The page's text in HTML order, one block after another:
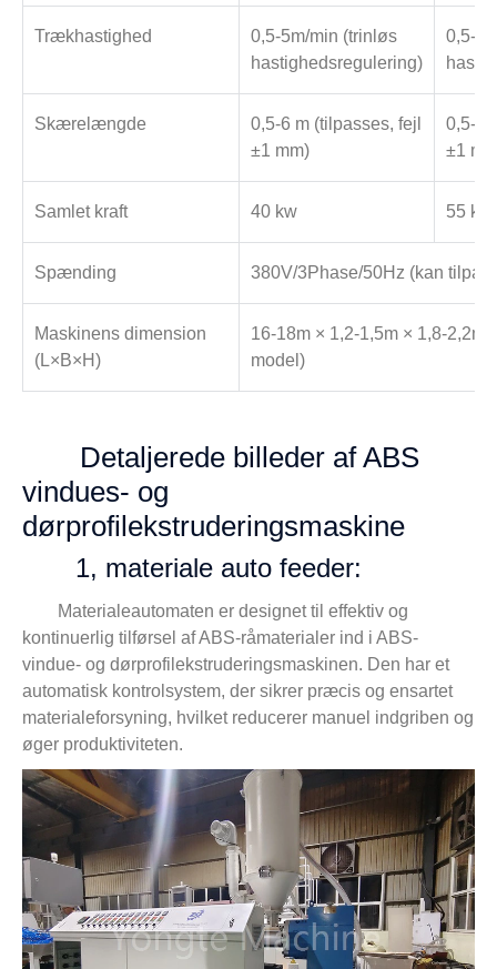
Trækhastighed
0,5-5m/min (trinløs
hastighedsregulering)
0,5-
Skærelængde
0,5-6 m (tilpasses, fejl
±1 mm)
0,5-6
±1
Samlet kraft 40 kw 55 kw
Spænding 380V/3Phase/50Hz (kan
Maskinens dimension
(L×B×H)
16-18m × 1,2-1,5m × 1,8-2,2m
model)
Detaljerede billeder af ABS
vindues- og
dørprofilekstruderingsmaskine
1, materiale auto feeder:
Materialeautomaten er designet til effektiv og
kontinuerlig tilførsel af ABS-råmaterialer ind i ABS-
vindue- og dørprofilekstruderingsmaskinen. Den har et
automatisk kontrolsystem, der sikrer præcis og ensartet
materialeforsyning, hvilket reducerer manuel indgriben og
øger produktiviteten.